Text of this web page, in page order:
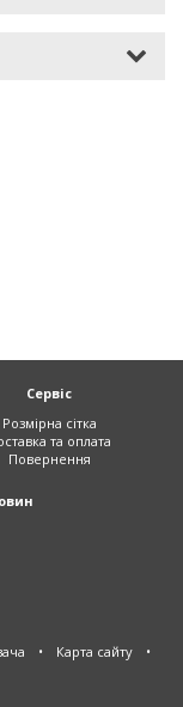
Сервіс
Розмірна сітка
та оплата
Повернення
• Карта сайту •